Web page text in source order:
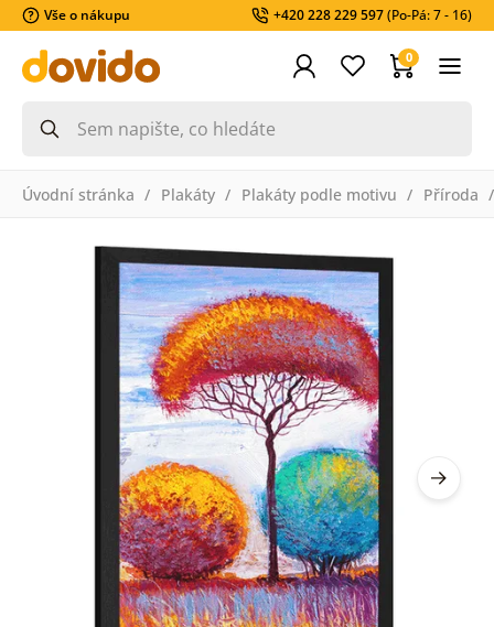
Vše o nákupu +420 228 229 597(Po-Pá: 7 - 16)
0
Úvodní stránka Plakáty Plakáty podle motivu Příroda